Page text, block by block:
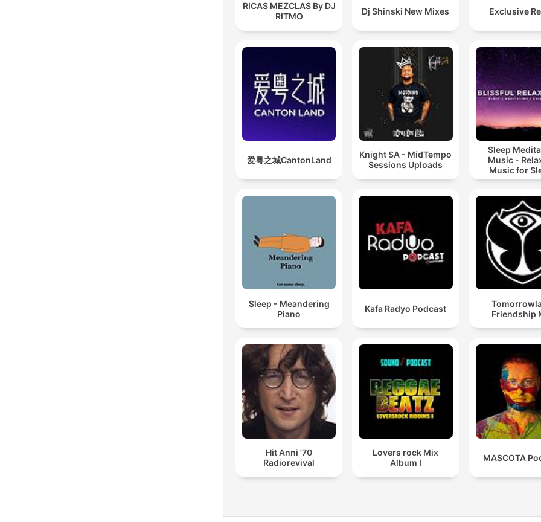
RICAS MEZCLAS By DJ
RITMO
Dj Shinski New Mixes Exclusive
爱粤之城CantonLand
Knight SA - MidTempo
Sessions Uploads
Sleep
Music -
Music for
Sleep - Meandering
Piano
Kafa Radyo Podcast
Friendship
Hit Anni '70
Radiorevival
Lovers rock Mix
Album I
MASCOTA